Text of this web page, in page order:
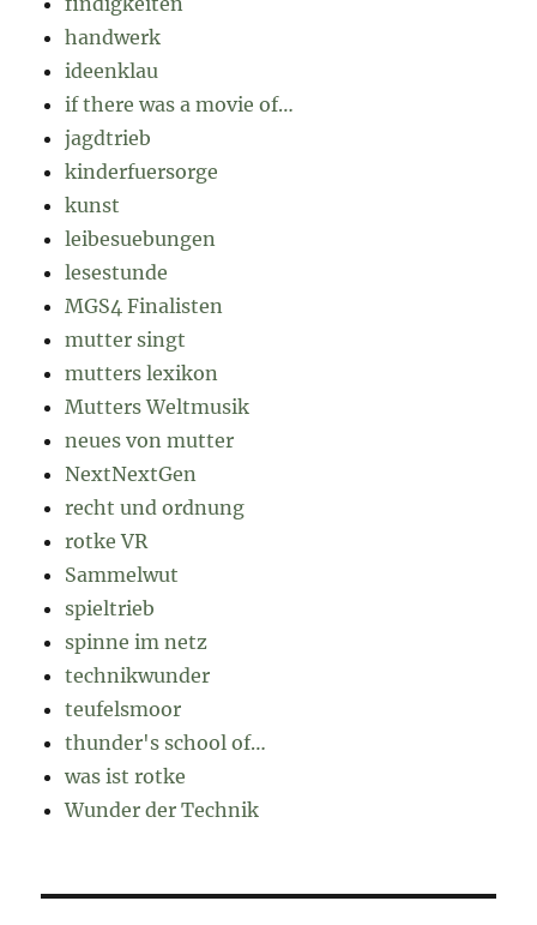
handwerk
ideenklau
if there was a movie of…
jagdtrieb
kinderfuersorge
kunst
leibesuebungen
lesestunde
MGS4 Finalisten
mutter singt
mutters lexikon
Mutters Weltmusik
neues von mutter
NextNextGen
recht und ordnung
rotke VR
Sammelwut
spieltrieb
spinne im netz
technikwunder
teufelsmoor
thunder's school of…
was ist rotke
Wunder der Technik